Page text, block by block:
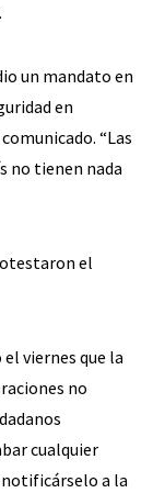
un mandato en
en
“Las
no tienen nada
el
viernes que la
no
cualquier
a la